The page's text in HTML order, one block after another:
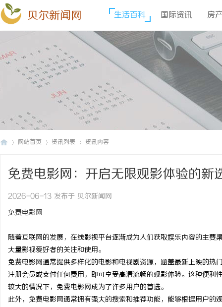
贝尔新闻网 生活百科 国际资讯 房
网站首页 资讯列表 资讯内容
免费电影网：开启无限观影体验的新
2026-06-13 发布于 贝尔新闻网
免费电影网
随着互联网的发展，在线影视平台逐渐成为人们获取娱乐内容的主
大量影视爱好者的关注和使用。
免费电影网通常提供多样化的电影和电视剧资源，涵盖最新上映的
注册会员或支付任何费用，即可享受高清流畅的观影体验。这种便
较大的情况下，免费电影网成为了许多用户的首选。
此外，免费电影网通常拥有强大的搜索和推荐功能，能够根据用户